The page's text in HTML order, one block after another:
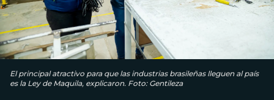
El principal atractivo para que las industrias brasileñas lleguen al país
es la Ley de Maquila, explicaron. Foto: Gentileza